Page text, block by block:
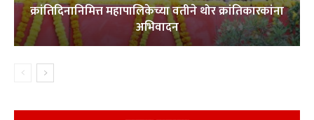
क्रांतिदिनानिमित्त महापालिकेच्या वतीने थोर क्रांतिकारकांना
अभिवादन